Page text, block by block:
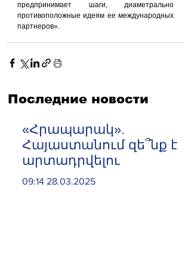
предпринимает шаги, диаметрально
противоположные идеям ее международных
партнеров».
Последние новости
«Հրապարակ».
Հայաստանում զե՞նք է
արտադրվելու
09:14 28.03.2025